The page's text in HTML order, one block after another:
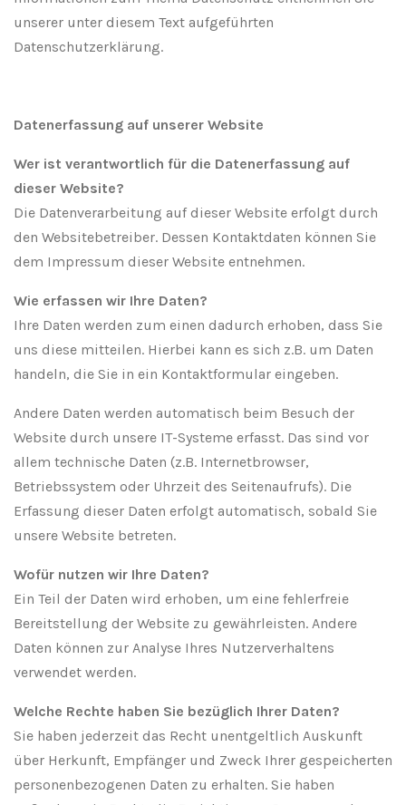
unserer unter diesem Text aufgeführten
Datenschutzerklärung.
Datenerfassung auf unserer Website
Wer ist verantwortlich für die Datenerfassung auf
dieser Website?
Die Datenverarbeitung auf dieser Website erfolgt durch
den Websitebetreiber. Dessen Kontaktdaten können Sie
dem Impressum dieser Website entnehmen.
Wie erfassen wir Ihre Daten?
Ihre Daten werden zum einen dadurch erhoben, dass Sie
uns diese mitteilen. Hierbei kann es sich z.B. um Daten
handeln, die Sie in ein Kontaktformular eingeben.
Andere Daten werden automatisch beim Besuch der
Website durch unsere IT-Systeme erfasst. Das sind vor
allem technische Daten (z.B. Internetbrowser,
Betriebssystem oder Uhrzeit des Seitenaufrufs). Die
Erfassung dieser Daten erfolgt automatisch, sobald Sie
unsere Website betreten.
Wofür nutzen wir Ihre Daten?
Ein Teil der Daten wird erhoben, um eine fehlerfreie
Bereitstellung der Website zu gewährleisten. Andere
Daten können zur Analyse Ihres Nutzerverhaltens
verwendet werden.
Welche Rechte haben Sie bezüglich Ihrer Daten?
Sie haben jederzeit das Recht unentgeltlich Auskunft
über Herkunft, Empfänger und Zweck Ihrer gespeicherten
personenbezogenen Daten zu erhalten. Sie haben